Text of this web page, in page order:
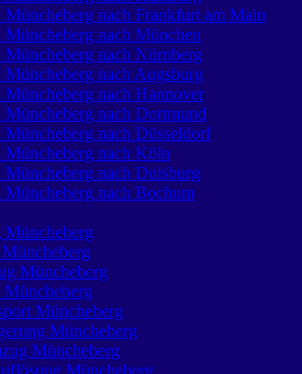
nach Frankfurt am Main
nach München
nach Nürnberg
nach Augsburg
nach Hannover
nach Dortmund
nach Düsseldorf
nach Köln
nach Duisburg
nach Bochum
Müncheberg
Müncheberg
Müncheberg
Müncheberg
Müncheberg